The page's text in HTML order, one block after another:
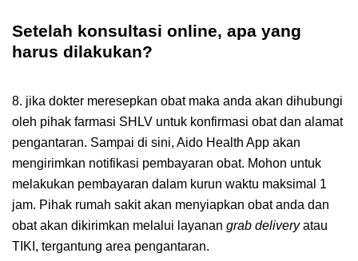
Setelah konsultasi online, apa yang
harus dilakukan?
8. jika dokter meresepkan obat maka anda akan dihubungi
oleh pihak farmasi SHLV untuk konfirmasi obat dan alamat
pengantaran. Sampai di sini, Aido Health App akan
mengirimkan notifikasi pembayaran obat. Mohon untuk
melakukan pembayaran dalam kurun waktu maksimal 1
jam. Pihak rumah sakit akan menyiapkan obat anda dan
obat akan dikirimkan melalui layanan grab deliveryatau
TIKI, tergantung area pengantaran.